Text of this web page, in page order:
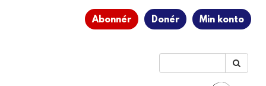
Abonnér Donér Min konto